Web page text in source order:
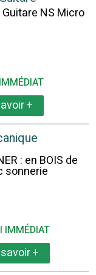
NS Micro
+
: en BOIS de
sonnerie
IMMÉDIAT
+